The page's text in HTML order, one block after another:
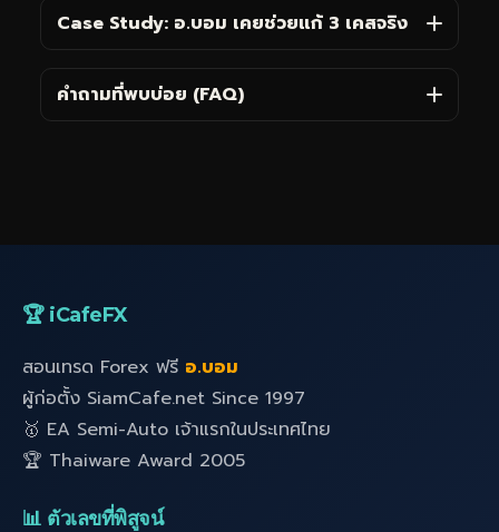
Case Study: อ.บอม เคยช่วยแก้ 3 เคสจริง
คำถามที่พบบ่อย (FAQ)
🏆 iCafeFX
สอนเทรด Forex ฟรี อ.บอม
ผู้ก่อตั้ง SiamCafe.net Since 1997
🥇 EA Semi-Auto เจ้าแรกในประเทศไทย
🏆 Thaiware Award 2005
📊 ตัวเลขที่พิสูจน์